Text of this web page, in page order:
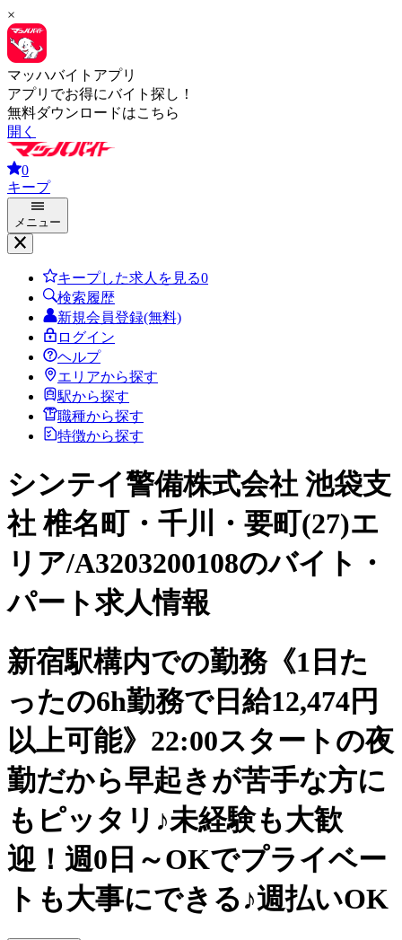
×
マッハバイトアプリ
アプリでお得にバイト探し！
無料ダウンロードはこちら
開く
0
キープ
メニュー
キープした求人を見る0
検索履歴
新規会員登録(無料)
ログイン
ヘルプ
エリアから探す
駅から探す
職種から探す
特徴から探す
シンテイ警備株式会社 池袋支
社 椎名町・千川・要町(27)エ
リア/A3203200108のバイト・
パート求人情報
新宿駅構内での勤務《1日た
ったの6h勤務で日給12,474円
以上可能》22:00スタートの夜
勤だから早起きが苦手な方に
もピッタリ♪未経験も大歓
迎！週0日～OKでプライベー
トも大事にできる♪週払いOK